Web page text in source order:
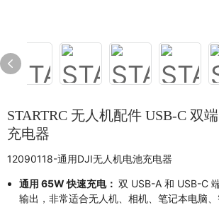
STARTRC 无人机配件 USB-C 双
充电器
12090118-通用DJI无人机电池充电器
通用 65W 快速充电： 双 USB-A 和 USB-C
输出，非常适合无人机、相机、笔记本电脑